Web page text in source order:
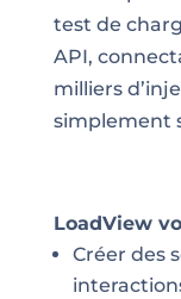
test de
API,
milliers
simplement
LoadView
Créer des